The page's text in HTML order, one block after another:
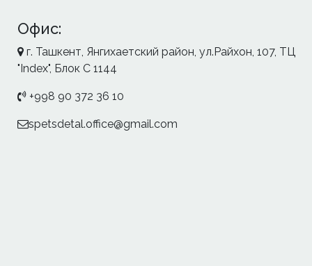
Офис:
г. Ташкент, Янгихаетский район, ул.Райхон, 107, ТЦ
"Index", Блок С 1144
+998 90 372 36 10
spetsdetal.office@gmail.com